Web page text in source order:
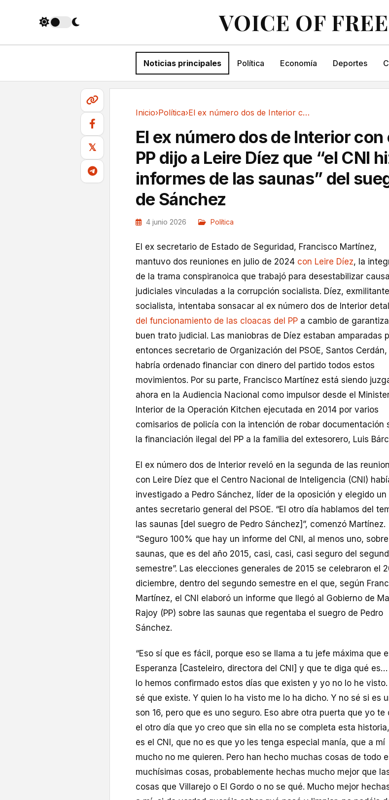
VOICE OF
Noticias principales Política Economía Deportes
𝕏
Inicio›Política› El ex número dos de Interior con el PP dijo a...
El ex número dos de Interior con
PP dijo a Leire Díez que “el CNI
informes de las saunas” del
de Sánchez
4 junio 2026 Política
El ex secretario de Estado de Seguridad, Francisco Martínez,
mantuvo dos reuniones en julio de 2024 con Leire Díez, la
de la trama conspiranoica que trabajó para desestabilizar
judiciales vinculadas a la corrupción socialista. Díez, exmilitante
socialista, intentaba sonsacar al ex número dos de Interior
del funcionamiento de las cloacas del PP a cambio de
buen trato judicial. Las maniobras de Díez estaban amparadas
entonces secretario de Organización del PSOE, Santos Cerdán,
habría ordenado financiar con dinero del partido todos estos
movimientos. Por su parte, Francisco Martínez está siendo
ahora en la Audiencia Nacional como impulsor desde el
Interior de la Operación Kitchen ejecutada en 2014 por varios
comisarios de policía con la intención de robar documentación
la financiación ilegal del PP a la familia del extesorero, Luis
El ex número dos de Interior reveló en la segunda de las
con Leire Díez que el Centro Nacional de Inteligencia (CNI)
investigado a Pedro Sánchez, líder de la oposición y elegido un
antes secretario general del PSOE. “El otro día hablamos del
las saunas [del suegro de Pedro Sánchez]”, comenzó Martínez.
“Seguro 100% que hay un informe del CNI, al menos uno,
saunas, que es del año 2015, casi, casi, casi seguro del
semestre”. Las elecciones generales de 2015 se celebraron el
diciembre, dentro del segundo semestre en el que, según
Martínez, el CNI elaboró un informe que llegó al Gobierno de
Rajoy (PP) sobre las saunas que regentaba el suegro de Pedro
Sánchez.
“Eso sí que es fácil, porque eso se llama a tu jefe máxima que
Esperanza [Casteleiro, directora del CNI] y que te diga qué es…
lo hemos confirmado estos días que existen y yo no lo he visto.
sé que existe. Y quien lo ha visto me lo ha dicho. Y no sé si es
son 16, pero que es uno seguro. Eso abre otra puerta que yo te
el otro día que yo creo que sin ella no se completa esta
es el CNI, que no es que yo les tenga especial manía, que a mí
mucho no me quieren. Pero han hecho muchas cosas de todo
muchísimas cosas, probablemente hechas mucho mejor que
cosas que Villarejo o El Gordo o no se qué. Mucho mejor